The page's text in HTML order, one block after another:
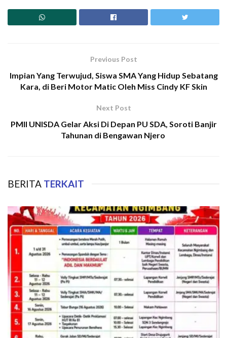
Previous Post
Impian Yang Terwujud, Siswa SMA Yang Hidup Sebatang
Kara, di Beri Motor Matic Oleh Miss Cindy KF Skin
Next Post
PMII UNISDA Gelar Aksi Di Depan PU SDA, Soroti Banjir
Tahunan di Bengawan Njero
BERITA TERKAIT